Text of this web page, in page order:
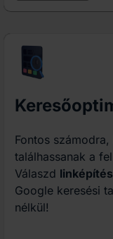
Fontos
találhassanak a
Válaszd linképítés
Google keresési
nélkül!